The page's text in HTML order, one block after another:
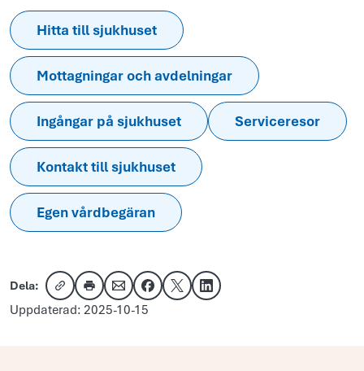
Hitta till sjukhuset
Mottagningar och avdelningar
Ingångar på sjukhuset Serviceresor
Kontakt till sjukhuset
Egen vårdbegäran
Dela:
Kopiera länk
Skriv utDela via e-post
Dela på Facebook
Dela på XDela på LinkedIn
Uppdaterad: 2025-10-15